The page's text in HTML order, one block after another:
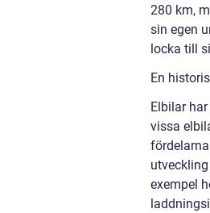
280 km,
sin egen
locka till
En
Elbilar
vissa
exempel